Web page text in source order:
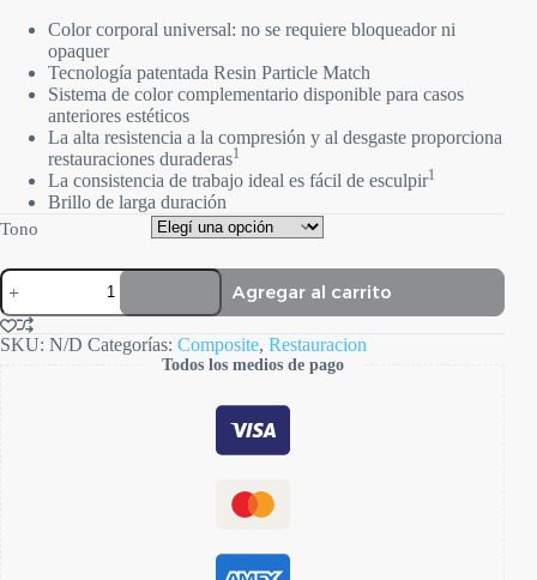
Color corporal universal: no se requiere bloqueador ni
opaquer
Tecnología patentada Resin Particle Match
Sistema de color complementario disponible para casos
anteriores estéticos
La alta resistencia a la compresión y al desgaste proporciona
restauraciones duraderas1
La consistencia de trabajo ideal es fácil de esculpir1
Brillo de larga duración
Tono
Transcend
cantidad
Agregar al carrito
SKU: N/D Categorías: Composite, Restauracion
Todos los medios de pago